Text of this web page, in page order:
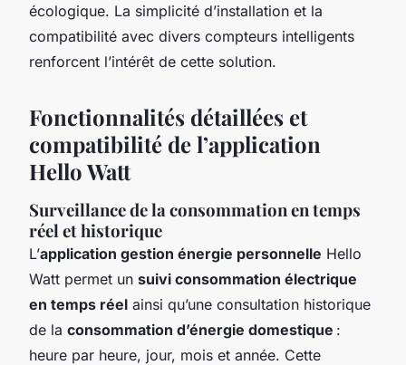
écologique. La simplicité d’installation et la
compatibilité avec divers compteurs intelligents
renforcent l’intérêt de cette solution.
Fonctionnalités détaillées et
compatibilité de l’application
Hello Watt
Surveillance de la consommation en temps
réel et historique
L’application gestion énergie personnelle Hello
Watt permet un suivi consommation électrique
en temps réel ainsi qu’une consultation historique
de la consommation d’énergie domestique :
heure par heure, jour, mois et année. Cette